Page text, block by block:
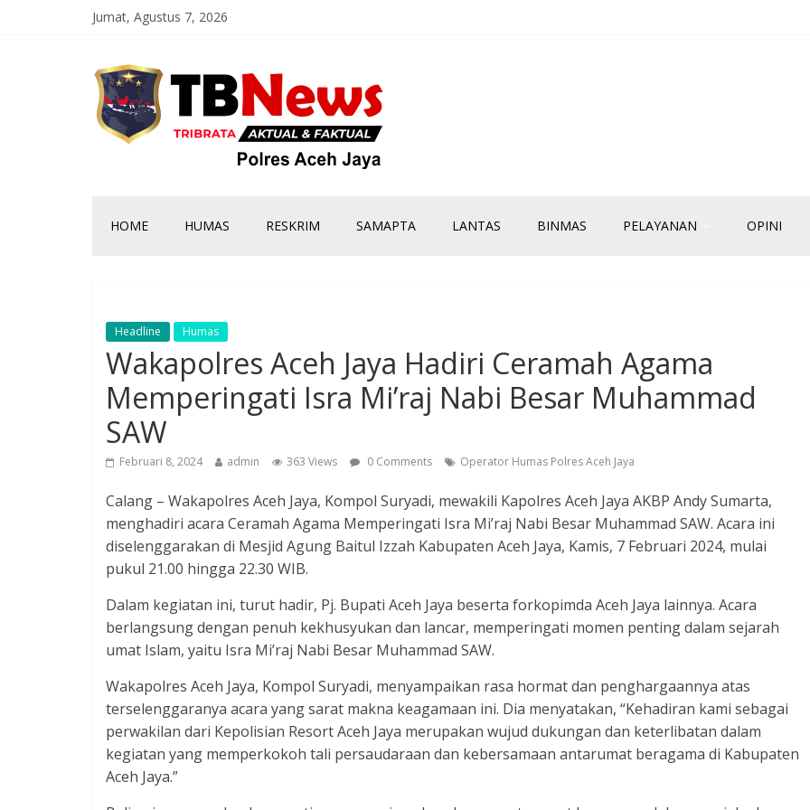
Jumat, Agustus 7, 2026
HOME HUMAS RESKRIM SAMAPTA LANTAS BINMAS PELAYANAN OPINI
Headline Humas
Wakapolres Aceh Jaya Hadiri Ceramah Agama
Memperingati Isra Mi’raj Nabi Besar Muhammad
SAW
Februari 8, 2024 admin 363 Views 0 Comments Operator Humas Polres Aceh Jaya
Calang – Wakapolres Aceh Jaya, Kompol Suryadi, mewakili Kapolres Aceh Jaya AKBP Andy Sumarta,
menghadiri acara Ceramah Agama Memperingati Isra Mi’raj Nabi Besar Muhammad SAW. Acara ini
diselenggarakan di Mesjid Agung Baitul Izzah Kabupaten Aceh Jaya, Kamis, 7 Februari 2024, mulai
pukul 21.00 hingga 22.30 WIB.
Dalam kegiatan ini, turut hadir, Pj. Bupati Aceh Jaya beserta forkopimda Aceh Jaya lainnya. Acara
berlangsung dengan penuh kekhusyukan dan lancar, memperingati momen penting dalam sejarah
umat Islam, yaitu Isra Mi’raj Nabi Besar Muhammad SAW.
Wakapolres Aceh Jaya, Kompol Suryadi, menyampaikan rasa hormat dan penghargaannya atas
terselenggaranya acara yang sarat makna keagamaan ini. Dia menyatakan, “Kehadiran kami sebagai
perwakilan dari Kepolisian Resort Aceh Jaya merupakan wujud dukungan dan keterlibatan dalam
kegiatan yang memperkokoh tali persaudaraan dan kebersamaan antarumat beragama di Kabupaten
Aceh Jaya.”